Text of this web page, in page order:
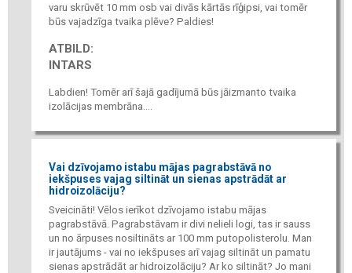
varu skrūvēt 10 mm osb vai divās kārtās rīģipsi, vai tomēr
būs vajadzīga tvaika plēve? Paldies!
ATBILD:
INTARS
Labdien! Tomēr arī šajā gadījumā būs jāizmanto tvaika
izolācijas membrāna....
Vai dzīvojamo istabu mājas pagrabstāvā no
iekšpuses vajag siltināt un sienas apstrādāt ar
hidroizolāciju?
Sveicināti! Vēlos ierīkot dzīvojamo istabu mājas
pagrabstāvā. Pagrabstāvam ir divi nelieli logi, tas ir sauss
un no ārpuses nosiltināts ar 100 mm putopolisterolu. Man
ir jautājums - vai no iekšpuses arī vajag siltināt un pamatu
sienas apstrādāt ar hidroizolāciju? Ar ko siltināt? Jo mani